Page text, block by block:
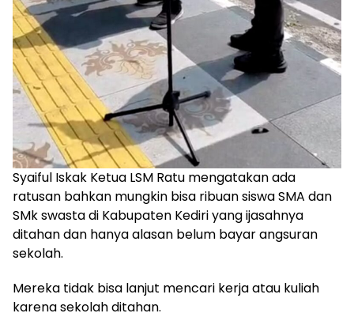
Syaiful Iskak Ketua LSM Ratu mengatakan ada
ratusan bahkan mungkin bisa ribuan siswa SMA dan
SMk swasta di Kabupaten Kediri yang ijasahnya
ditahan dan hanya alasan belum bayar angsuran
sekolah.
Mereka tidak bisa lanjut mencari kerja atau kuliah
karena sekolah ditahan.